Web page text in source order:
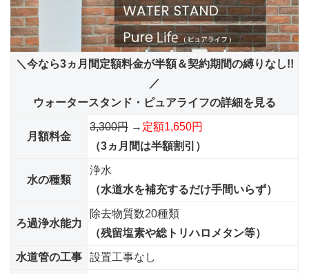
＼今なら3ヵ月間定額料金が半額＆契約期間の縛りなし!!
／
ウォータースタンド・ピュアライフの詳細を見る
月額料金
3,300円 → 定額1,650円
（3ヵ月間は半額割引）
水の種類
浄水
（水道水を補充するだけ手間いらず）
ろ過浄水能力
除去物質数20種類
（残留塩素や総トリハロメタン等）
水道管の工事 設置工事なし